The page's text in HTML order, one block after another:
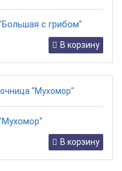
с грибом"
В корзину
В корзину